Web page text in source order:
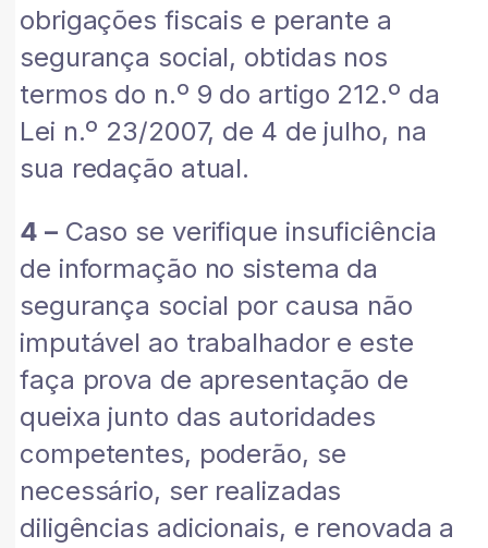
obrigações fiscais e perante a
segurança social, obtidas nos
termos do n.º 9 do artigo 212.º da
Lei n.º 23/2007, de 4 de julho, na
sua redação atual.
4 –Caso se verifique insuficiência
de informação no sistema da
segurança social por causa não
imputável ao trabalhador e este
faça prova de apresentação de
queixa junto das autoridades
competentes, poderão, se
necessário, ser realizadas
diligências adicionais, e renovada a